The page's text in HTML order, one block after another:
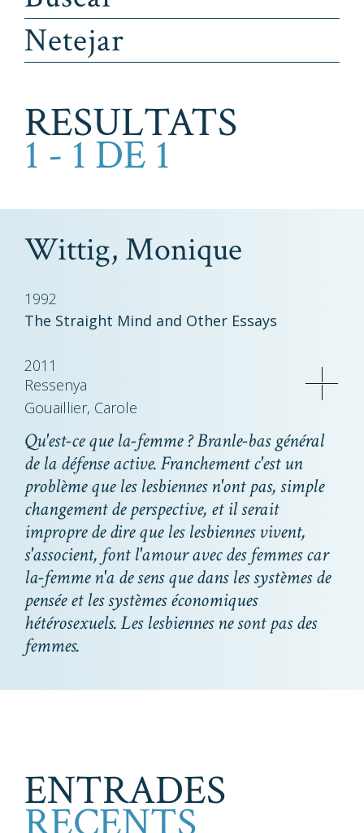
RESULTATS
1 - 1 DE 1
Wittig, Monique
1992
The Straight Mind and Other Essays
2011
Ressenya
Gouaillier, Carole
Qu'est-ce que la-femme ? Branle-bas général
de la défense active. Franchement c'est un
problème que les lesbiennes n'ont pas, simple
changement de perspective, et il serait
impropre de dire que les lesbiennes vivent,
s'associent, font l'amour avec des femmes car
la-femme n'a de sens que dans les systèmes de
pensée et les systèmes économiques
hétérosexuels. Les lesbiennes ne sont pas des
femmes.
ENTRADES